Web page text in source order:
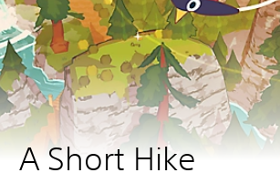
A Short Hike